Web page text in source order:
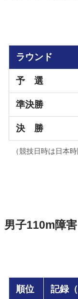
ラウンド
予 選
準決勝
決 勝
（競技日時は日本
男子110m障
順位 記録（